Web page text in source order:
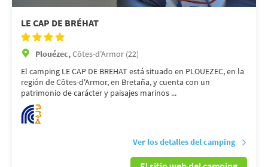
LE CAP DE BRÉHAT
Plouézec,Côtes-d'Armor (22)
El camping LE CAP DE BREHAT está situado en PLOUEZEC, en la
región de Côtes-d'Armor, en Bretaña, y cuenta con un
patrimonio de carácter y paisajes marinos ...
Ver los detalles del camping